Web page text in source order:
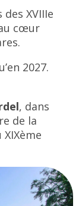
XVIIIe
cœur
2027.
, dans
de la